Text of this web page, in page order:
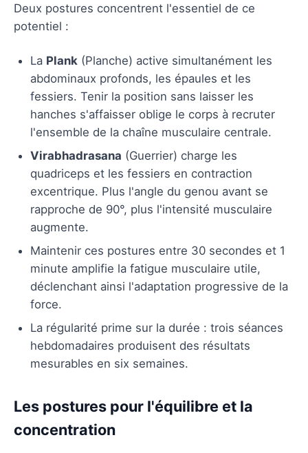
Deux postures concentrent l'essentiel de ce
potentiel :
La Plank (Planche) active simultanément les
abdominaux profonds, les épaules et les
fessiers. Tenir la position sans laisser les
hanches s'affaisser oblige le corps à recruter
l'ensemble de la chaîne musculaire centrale.
Virabhadrasana (Guerrier) charge les
quadriceps et les fessiers en contraction
excentrique. Plus l'angle du genou avant se
rapproche de 90°, plus l'intensité musculaire
augmente.
Maintenir ces postures entre 30 secondes et 1
minute amplifie la fatigue musculaire utile,
déclenchant ainsi l'adaptation progressive de la
force.
La régularité prime sur la durée : trois séances
hebdomadaires produisent des résultats
mesurables en six semaines.
Les postures pour l'équilibre et la
concentration